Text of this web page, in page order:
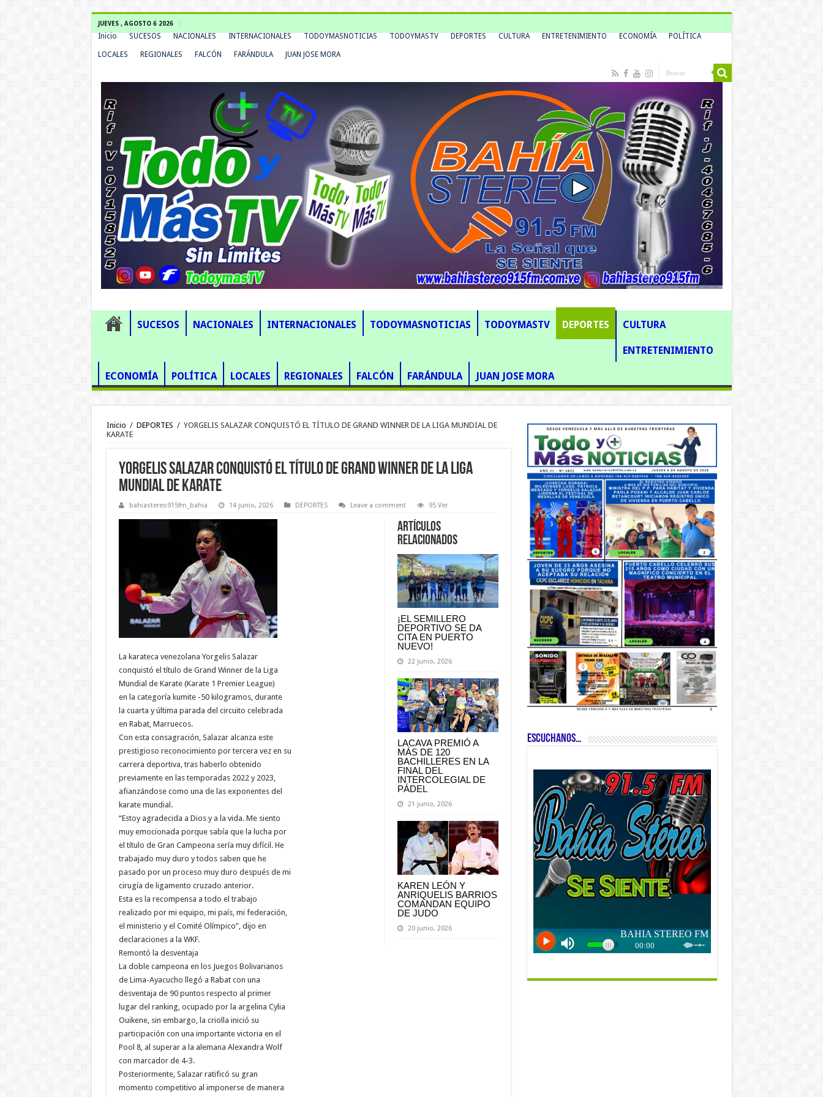
JUEVES , AGOSTO 6 2026
Inicio SUCESOS NACIONALES INTERNACIONALES TODOYMASNOTICIAS TODOYMASTV DEPORTES CULTURA ENTRETENIMIENTO ECONOMÍA POLÍTICA
LOCALES REGIONALES FALCÓN FARÁNDULA JUAN JOSE MORA
SUCESOS NACIONALES INTERNACIONALES TODOYMASNOTICIAS TODOYMASTV DEPORTES CULTURA
ENTRETENIMIENTO
ECONOMÍA POLÍTICA LOCALES REGIONALES FALCÓN FARÁNDULA JUAN JOSE MORA
Inicio / DEPORTES / YORGELIS SALAZAR CONQUISTÓ EL TÍTULO DE GRAND WINNER DE LA LIGA MUNDIAL DE
KARATE
YORGELIS SALAZAR CONQUISTÓ EL TÍTULO DE GRAND WINNER DE LA LIGA
MUNDIAL DE KARATE
bahiastereo915fm_bahia 14 junio, 2026 DEPORTES Leave a comment 95 Ver
Artículos
Relacionados
¡EL SEMILLERO
DEPORTIVO SE DA
CITA EN PUERTO
NUEVO!
22 junio, 2026
LACAVA PREMIÓ A
MÁS DE 120
BACHILLERES EN LA
FINAL DEL
INTERCOLEGIAL DE
PÁDEL
21 junio, 2026
KAREN LEÓN Y
ANRIQUELIS BARRIOS
COMANDAN EQUIPO
DE JUDO
20 junio, 2026
La karateca venezolana Yorgelis Salazar
conquistó el título de Grand Winner de la Liga
Mundial de Karate (Karate 1 Premier League)
en la categoría kumite -50 kilogramos, durante
la cuarta y última parada del circuito celebrada
en Rabat, Marruecos.
Con esta consagración, Salazar alcanza este
prestigioso reconocimiento por tercera vez en su
carrera deportiva, tras haberlo obtenido
previamente en las temporadas 2022 y 2023,
afianzándose como una de las exponentes del
karate mundial.
“Estoy agradecida a Dios y a la vida. Me siento
muy emocionada porque sabía que la lucha por
el título de Gran Campeona sería muy difícil. He
trabajado muy duro y todos saben que he
pasado por un proceso muy duro después de mi
cirugía de ligamento cruzado anterior.
Esta es la recompensa a todo el trabajo
realizado por mi equipo, mi país, mi federación,
el ministerio y el Comité Olímpico”, dijo en
declaraciones a la WKF.
Remontó la desventaja
La doble campeona en los Juegos Bolivarianos
de Lima-Ayacucho llegó a Rabat con una
desventaja de 90 puntos respecto al primer
lugar del ranking, ocupado por la argelina Cylia
Ouikene, sin embargo, la criolla inició su
participación con una importante victoria en el
Pool 8, al superar a la alemana Alexandra Wolf
con marcador de 4-3.
Posteriormente, Salazar ratificó su gran
momento competitivo al imponerse de manera
ESCUCHANOS…